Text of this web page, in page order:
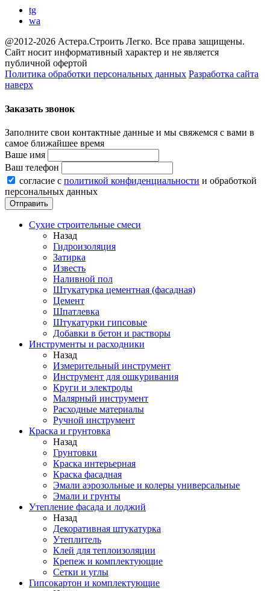
tg
wa
@2012-2026 Астера.Строить Легко. Все права защищены.
Сайт носит информативный характер и не является
публичной офертой
Политика обработки персональных данных Разработка сайта
наверх
Заказать звонок
Заполните свои контактные данные и мы свяжемся с вами в
самое ближайшее время
Ваше имя
Ваш телефон
согласие с политикой конфиденциальности и обработкой
персональных данных
Сухие строительные смеси
Назад
Гидроизоляция
Затирка
Известь
Наливной пол
Штукатурка цементная (фасадная)
Цемент
Шпатлевка
Штукатурки гипсовые
Добавки в бетон и растворы
Инструменты и расходники
Назад
Измерительный инструмент
Инструмент для ошкуривания
Круги и электроды
Малярный инструмент
Расходные материалы
Ручной инструмент
Краска и грунтовка
Назад
Грунтовки
Краска интерьерная
Краска фасадная
Эмали аэрозольные и колеры универсальные
Эмали и грунты
Утепление фасада и лоджий
Назад
Декоративная штукатурка
Утеплитель
Клей для теплоизоляции
Крепеж и комплектующие
Сетки и углы
Гипсокартон и комплектующие